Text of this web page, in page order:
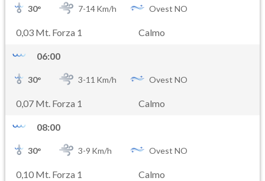
30° 7-14Km/h Ovest NO
0,03 Mt. Forza 1 Calmo
06:00
30° 3-11 Km/h Ovest NO
0,07 Mt. Forza 1 Calmo
08:00
30° 3-9 Km/h Ovest NO
0,10 Mt. Forza 1 Calmo